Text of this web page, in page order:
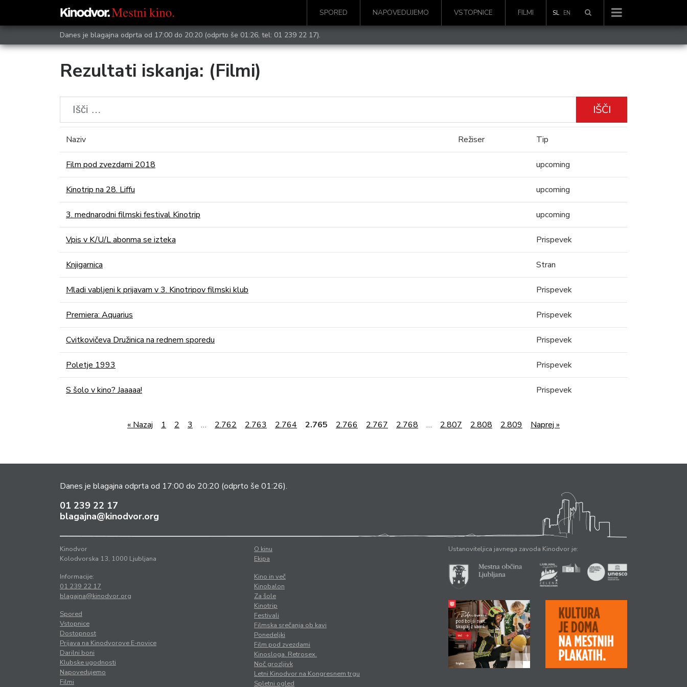
SPORED NAPOVEDUJEMO VSTOPNICE FILMI SL EN
Danes je blagajna odprta od 17:00 do 20:20 (odprto še 01:26, tel: 01 239 22 17).
Rezultati iskanja: (Filmi)
IŠČI
Naziv Režiser Tip
Film pod zvezdami 2018 upcoming
Kinotrip na 28. Liffu upcoming
3. mednarodni filmski festival Kinotrip upcoming
Vpis v K/U/L abonma se izteka Prispevek
Knjigarnica Stran
Mladi vabljeni k prijavam v 3. Kinotripov filmski klub Prispevek
Premiera: Aquarius Prispevek
Cvitkovičeva Družinica na rednem sporedu Prispevek
Poletje 1993 Prispevek
S šolo v kino? Jaaaaa! Prispevek
« Nazaj 1 2 3 … 2.762 2.763 2.764 2.765 2.766 2.767 2.768 … 2.807 2.808 2.809 Naprej »
Danes je blagajna odprta od 17:00 do 20:20 (odprto še 01:26).
01 239 22 17
blagajna@kinodvor.org
Kinodvor
Kolodvorska 13, 1000 Ljubljana
Informacije:
01 239 22 17
blagajna@kinodvor.org
Spored
Vstopnice
Dostopnost
Prijava na Kinodvorove E-novice
Darilni boni
Klubske ugodnosti
Napovedujemo
Filmi
O kinu
Ekipa
Kino in več
Kinobalon
Za šole
Kinotrip
Festivali
Filmska srečanja ob kavi
Ponedeljki
Film pod zvezdami
Kinosloga. Retrosex.
Noč grozljivk
Letni Kinodvor na Kongresnem trgu
Spletni ogled
Ustanoviteljica javnega zavoda Kinodvor je: